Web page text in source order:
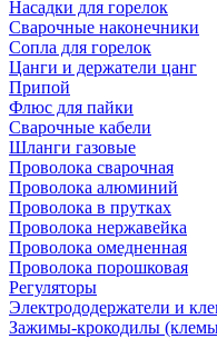
Насадки для горелок
Сварочные наконечники
Сопла для горелок
Цанги и держатели цанг
Припой
Флюс для пайки
Сварочные кабели
Шланги газовые
Проволока сварочная
Проволока алюминий
Проволока в прутках
Проволока нержавейка
Проволока омедненная
Проволока порошковая
Регуляторы
Электрододержатели и
Зажимы-крокодилы (клемы